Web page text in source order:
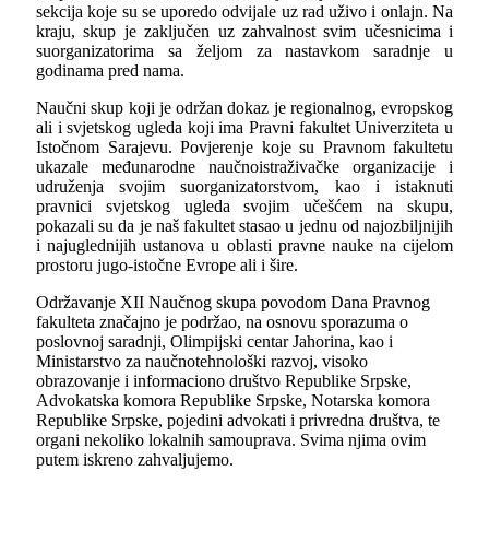
sekcija koje su se uporedo odvijale uz rad uživo i onlajn. Na
kraju, skup je zaključen uz zahvalnost svim učesnicima i
suorganizatorima sa željom za nastavkom saradnje u
godinama pred nama.
Naučni skup koji je održan dokaz je regionalnog, evropskog
ali i svjetskog ugleda koji ima Pravni fakultet Univerziteta u
Istočnom Sarajevu. Povjerenje koje su Pravnom fakultetu
ukazale međunarodne naučnoistraživačke organizacije i
udruženja svojim suorganizatorstvom, kao i istaknuti
pravnici svjetskog ugleda svojim učešćem na skupu,
pokazali su da je naš fakultet stasao u jednu od najozbiljnijih
i najuglednijih ustanova u oblasti pravne nauke na cijelom
prostoru jugo-istočne Evrope ali i šire.
Održavanje XII Naučnog skupa povodom Dana Pravnog
fakulteta značajno je podržao, na osnovu sporazuma o
poslovnoj saradnji, Olimpijski centar Jahorina, kao i ​
Ministarstvo za naučnotehnološki razvoj, visoko
obrazovanje i informaciono društvo Republike Srpske,
Advokatska komora Republike Srpske, Notarska komora
Republike Srpske, pojedini advokati i privredna društva, te
organi nekoliko lokalnih samouprava. Svima njima ovim
putem iskreno zahvaljujemo.